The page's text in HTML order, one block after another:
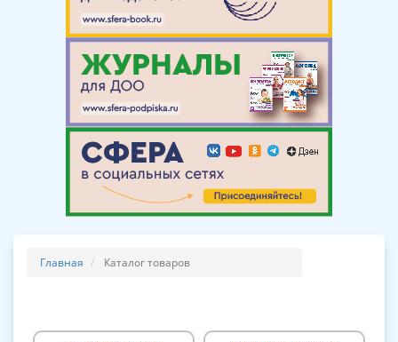
Главная Каталог товаров